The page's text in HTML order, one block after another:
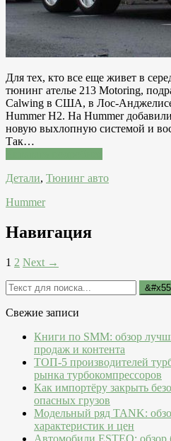
Для тех, кто все еще живет в
тюнинг ателье 213 Motoring,
Calwing в США, в Лос-
Hummer H2. На Hummer
новую выхлопную системой и
Так…
Детали, Тюнинг авто
Hummer
Навигация
1 2 Next →
Свежие записи
Книги по SMM: обзор
продаж и контента
ТОП-5 производителей
рынка турбокомпрессоров
Как импортёру закрыть
опасных грузов
Модельный ряд TANK:
характеристик и цен
Автомобили ESTEO: обзор